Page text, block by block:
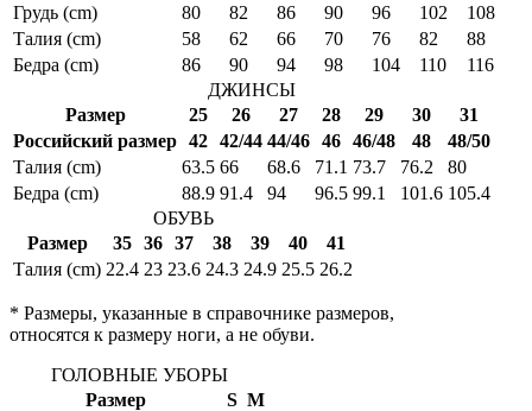
Грудь (cm)
80 82 86 90 96 102
108
Талия (cm)
58 62 66 70 76 82
88
Бедра (cm)
86 90 94 98 104 110
116
ДЖИНСЫ
Размер
25 26 27 28 29 30
31
Российский размер 42 42/44 44/46 46 46/48 48
48/50
Талия (cm)
63.5 66 68.6 71.1 73.7 76.2
80
Бедра (cm)
88.9 91.4 94 96.5 99.1 101.6 105.4
ОБУВЬ
Размер
35 36 37 38 39 40
41
Талия (cm) 22.4 23 23.6 24.3 24.9 25.5 26.2
* Размеры, указанные в справочнике размеров,
относятся к размеру ноги, а не обуви.
ГОЛОВНЫЕ УБОРЫ
Размер
S M